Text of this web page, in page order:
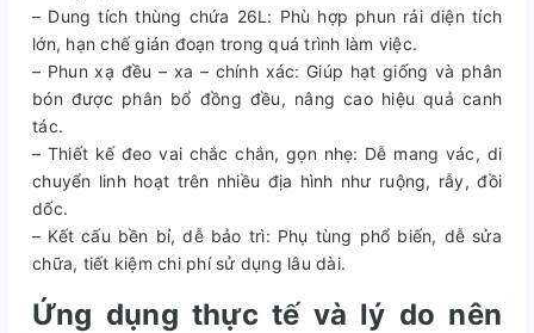
– Dung tích thùng chứa 26L: Phù hợp phun rải diện tích
lớn, hạn chế gián đoạn trong quá trình làm việc.
– Phun xạ đều – xa – chính xác: Giúp hạt giống và phân
bón được phân bổ đồng đều, nâng cao hiệu quả canh
tác.
– Thiết kế đeo vai chắc chắn, gọn nhẹ: Dễ mang vác, di
chuyển linh hoạt trên nhiều địa hình như ruộng, rẫy, đồi
dốc.
– Kết cấu bền bỉ, dễ bảo trì: Phụ tùng phổ biến, dễ sửa
chữa, tiết kiệm chi phí sử dụng lâu dài.
Ứng dụng thực tế và lý do nên